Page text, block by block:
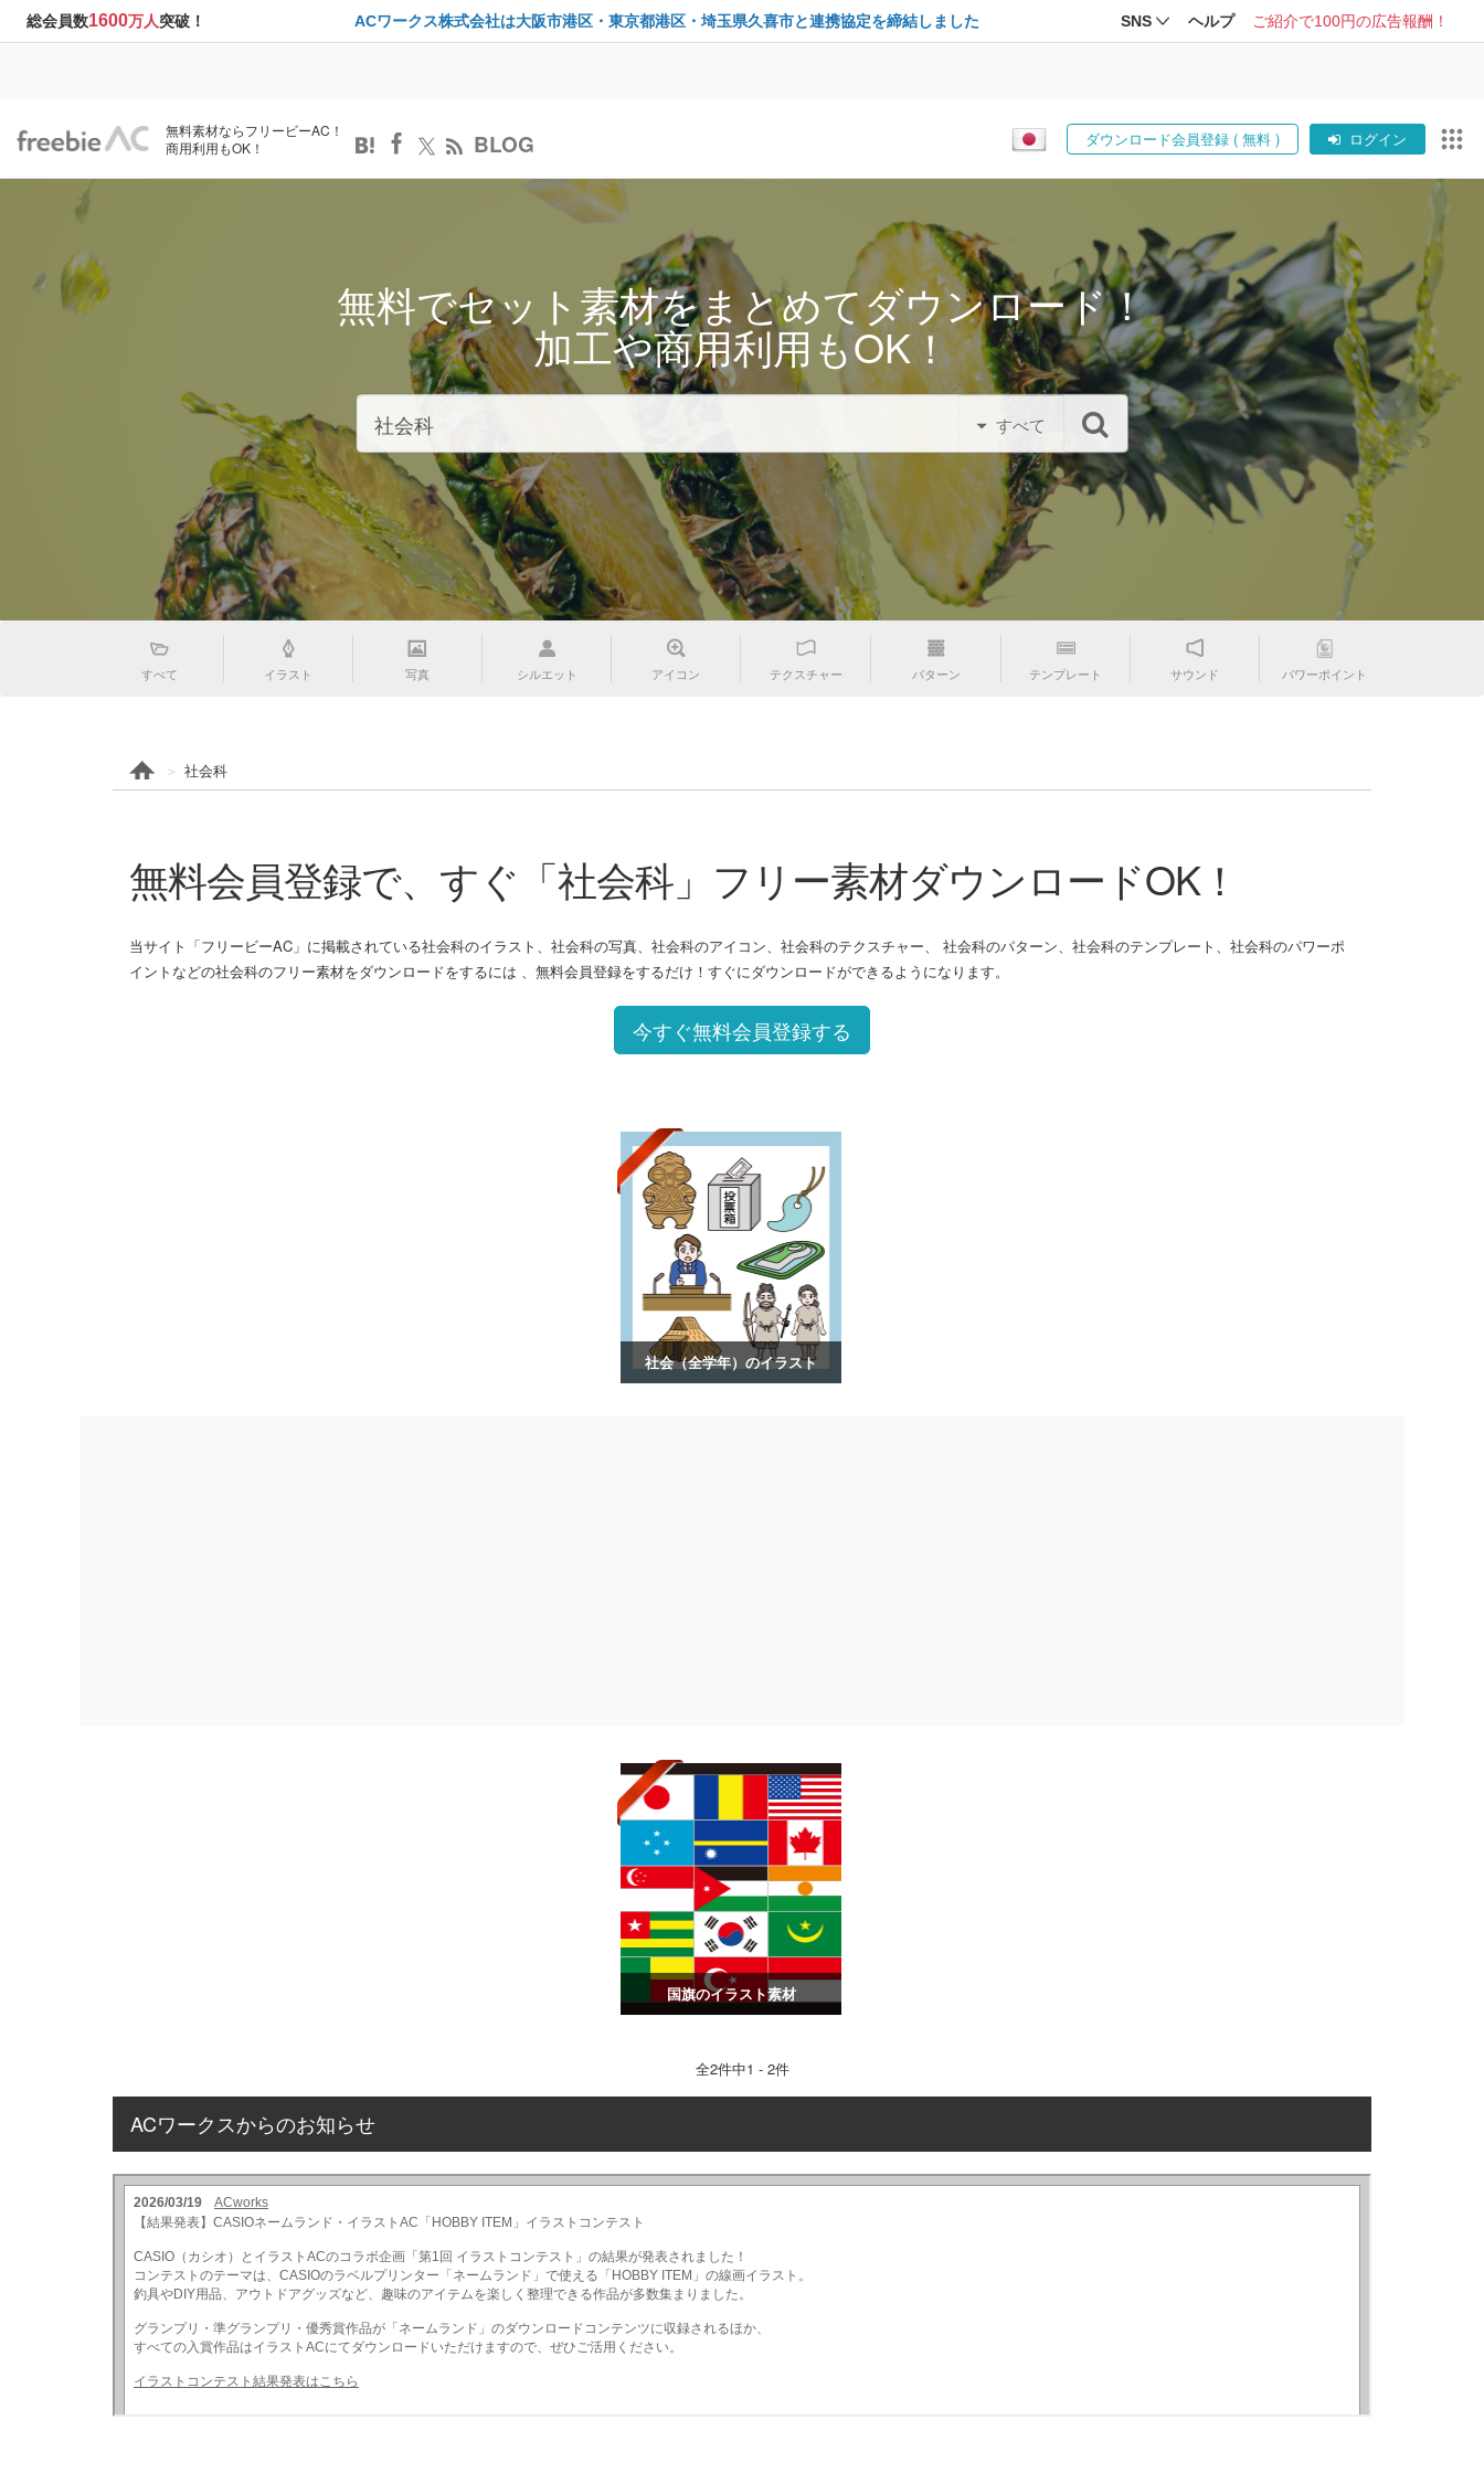
総会員数1600万人突破！ ACワークス株式会社は大阪市港区・東京都港区・埼玉県久喜市と連携協定を締結しました SNS ヘルプ ご紹介で100円の広告報酬！
無料素材ならフリービーAC！
商用利用もOK！
BLOG ダウンロード会員登録 ( 無料 ) ログイン
無料でセット素材をまとめてダウンロード！
加工や商用利用もOK！
すべて
すべて イラスト 写真 シルエット アイコン テクスチャー パターン テンプレート サウンド パワーポイント
社会科
無料会員登録で、すぐ「社会科」フリー素材ダウンロードOK！
当サイト「フリービーAC」に掲載されている社会科のイラスト、社会科の写真、社会科のアイコン、社会科のテクスチャー、 社会科のパターン、社会科のテンプレート、社会科のパワーポ
イントなどの社会科のフリー素材をダウンロードをするには 、無料会員登録をするだけ！すぐにダウンロードができるようになります。
今すぐ無料会員登録する
社会（全学年）のイラスト
国旗のイラスト素材
全2件中1 - 2件
ACワークスからのお知らせ